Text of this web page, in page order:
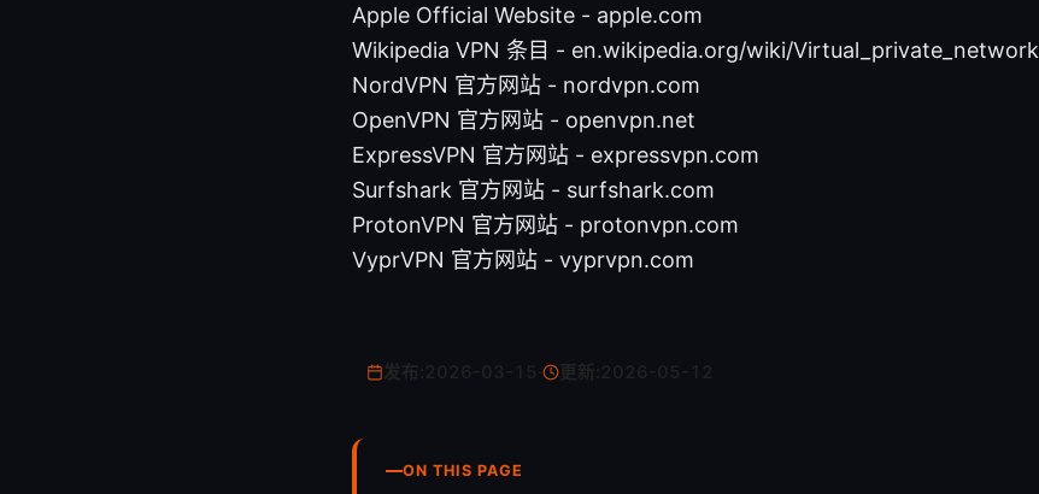
Apple Official Website - apple.com
Wikipedia VPN 条目 - en.wikipedia.org/wiki/Virtual_private_network
NordVPN 官方网站 - nordvpn.com
OpenVPN 官方网站 - openvpn.net
ExpressVPN 官方网站 - expressvpn.com
Surfshark 官方网站 - surfshark.com
ProtonVPN 官方网站 - protonvpn.com
VyprVPN 官方网站 - vyprvpn.com
更新:
ON THIS PAGE